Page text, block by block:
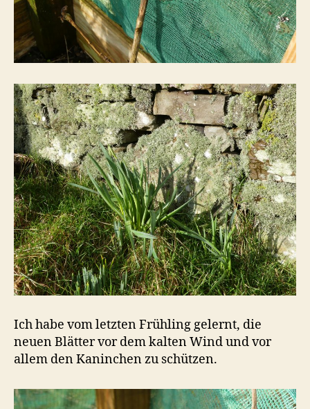
Ich habe vom letzten Frühling gelernt, die
neuen Blätter vor dem kalten Wind und vor
allem den Kaninchen zu schützen.